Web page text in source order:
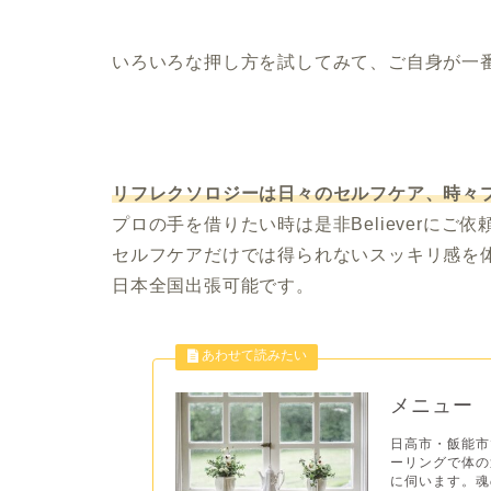
いろいろな押し方を試してみて、ご自身が
リフレクソロジーは日々のセルフケア、時々
プロの手を借りたい時は是非Believerにご依
セルフケアだけでは得られないスッキリ感
日本全国出張可能です。
メニュー
日高市・飯能
ーリングで体
に伺います。